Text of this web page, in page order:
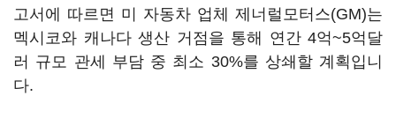
고서에 따르면 미 자동차 업체 제너럴모터스(GM)는
멕시코와 캐나다 생산 거점을 통해 연간 4억~5억달
러 규모 관세 부담 중 최소 30%를 상쇄할 계획입니
다.